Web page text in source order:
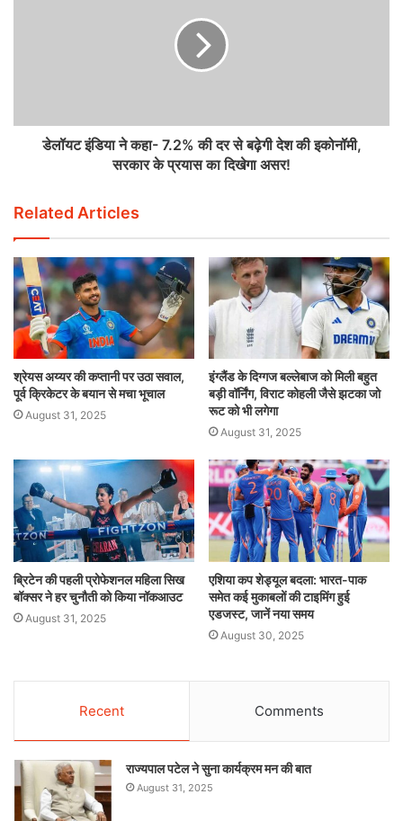
डेलॉयट इंडिया ने कहा- 7.2% की दर से बढ़ेगी देश की इकोनॉमी,
सरकार के प्रयास का दिखेगा असर!
Related Articles
श्रेयस अय्यर की कप्तानी पर उठा सवाल,
पूर्व क्रिकेटर के बयान से मचा भूचाल
August 31, 2025
इंग्लैंड के दिग्गज बल्लेबाज को मिली बहुत
बड़ी वॉर्निंग, विराट कोहली जैसे झटका जो
रूट को भी लगेगा
August 31, 2025
ब्रिटेन की पहली प्रोफेशनल महिला सिख
बॉक्सर ने हर चुनौती को किया नॉकआउट
August 31, 2025
एशिया कप शेड्यूल बदला: भारत-पाक
समेत कई मुकाबलों की टाइमिंग हुई
एडजस्ट, जानें नया समय
August 30, 2025
Recent Comments
राज्यपाल पटेल ने सुना कार्यक्रम मन की बात
August 31, 2025